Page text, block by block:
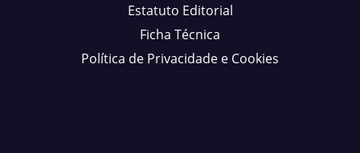
Estatuto Editorial
Ficha Técnica
Política de Privacidade e Cookies